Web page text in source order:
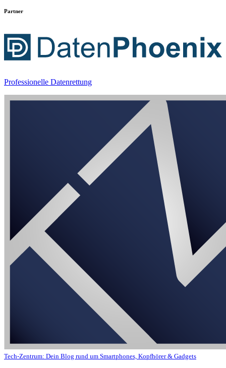
Partner
Professionelle Datenrettung
Tech-Zentrum: Dein Blog rund um Smartphones, Kopfhörer & Gadgets